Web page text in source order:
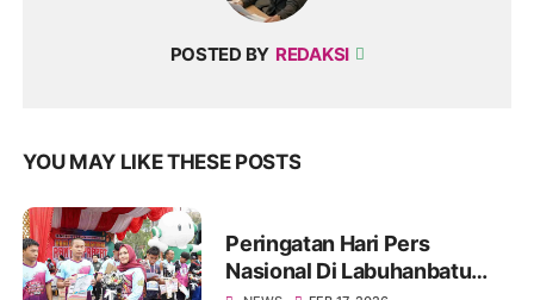
POSTED BY REDAKSI
YOU MAY LIKE THESE POSTS
Peringatan Hari Pers
Nasional Di Labuhanbatu